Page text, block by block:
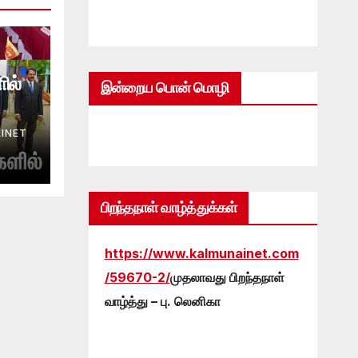
இன்றைய பொன் மொழி
பிறந்தநாள் வாழ்த்துக்கள்
https://www.kalmunainet.com
/59670-2/முதலாவது பிறந்தநாள்
வாழ்த்து – பு. லெனிகா